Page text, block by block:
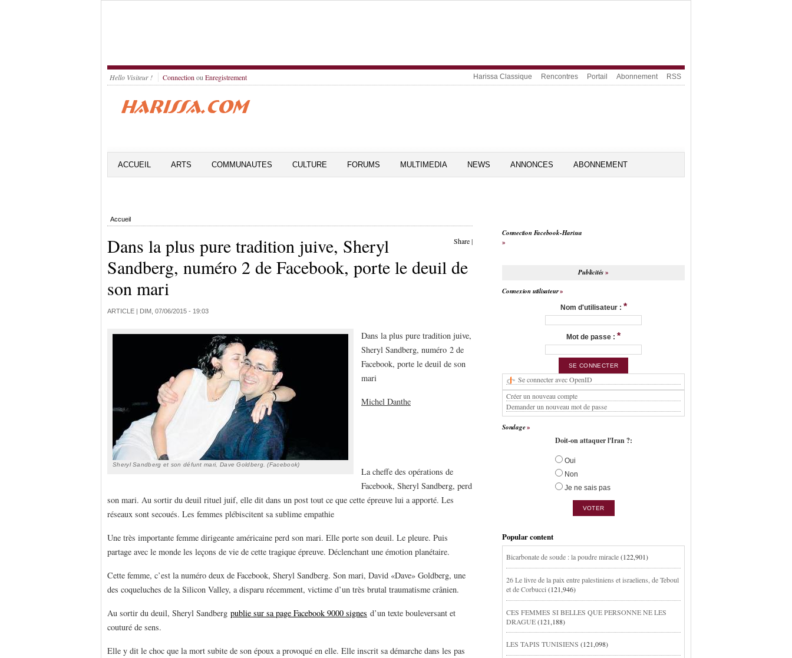
Hello Visiteur ! Connection ou Enregistrement Harissa Classique Rencontres Portail Abonnement RSS
ACCUEIL ARTS COMMUNAUTES CULTURE FORUMS MULTIMEDIA NEWS ANNONCES ABONNEMENT
Accueil
Share|
Dans la plus pure tradition juive, Sheryl
Sandberg, numéro 2 de Facebook, porte le deuil de
son mari
ARTICLE | DIM, 07/06/2015 - 19:03
Sheryl Sandberg et son défunt mari, Dave Goldberg. (Facebook)
Dans la plus pure tradition juive,
Sheryl Sandberg, numéro 2 de
Facebook, porte le deuil de son
mari
Michel Danthe
La cheffe des opérations de
Facebook, Sheryl Sandberg, perd
son mari. Au sortir du deuil rituel juif, elle dit dans un post tout ce que cette épreuve lui a apporté. Les
réseaux sont secoués. Les femmes plébiscitent sa sublime empathie
Une très importante femme dirigeante américaine perd son mari. Elle porte son deuil. Le pleure. Puis
partage avec le monde les leçons de vie de cette tragique épreuve. Déclenchant une émotion planétaire.
Cette femme, c’est la numéro deux de Facebook, Sheryl Sandberg. Son mari, David «Dave» Goldberg, une
des coqueluches de la Silicon Valley, a disparu récemment, victime d’un très brutal traumatisme crânien.
Au sortir du deuil, Sheryl Sandberg publie sur sa page Facebook 9000 signes d’un texte bouleversant et
couturé de sens.
Elle y dit le choc que la mort subite de son époux a provoqué en elle. Elle inscrit sa démarche dans les pas
Connection Facebook-Harissa
Publicités
Connexion utilisateur
Nom d'utilisateur : *
Mot de passe : *
Se connecter avec OpenID
Créer un nouveau compte
Demander un nouveau mot de passe
Sondage
Doit-on attaquer l'Iran ?:
Oui
Non
Je ne sais pas
Popular content
Bicarbonate de soude : la poudre miracle(122,901)
26 Le livre de la paix entre palestiniens et israeliens, de Teboul
et de Corbucci (121,946)
CES FEMMES SI BELLES QUE PERSONNE NE LES
DRAGUE(121,188)
LES TAPIS TUNISIENS (121,098)